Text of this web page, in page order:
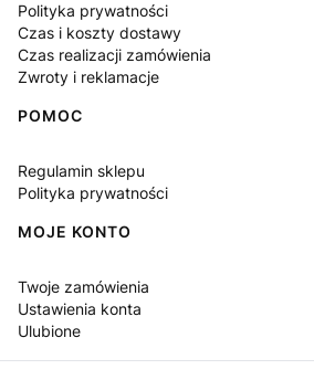
Polityka prywatności
Czas i koszty dostawy
Czas realizacji zamówienia
Zwroty i reklamacje
POMOC
Regulamin sklepu
Polityka prywatności
MOJE KONTO
Twoje zamówienia
Ustawienia konta
Ulubione